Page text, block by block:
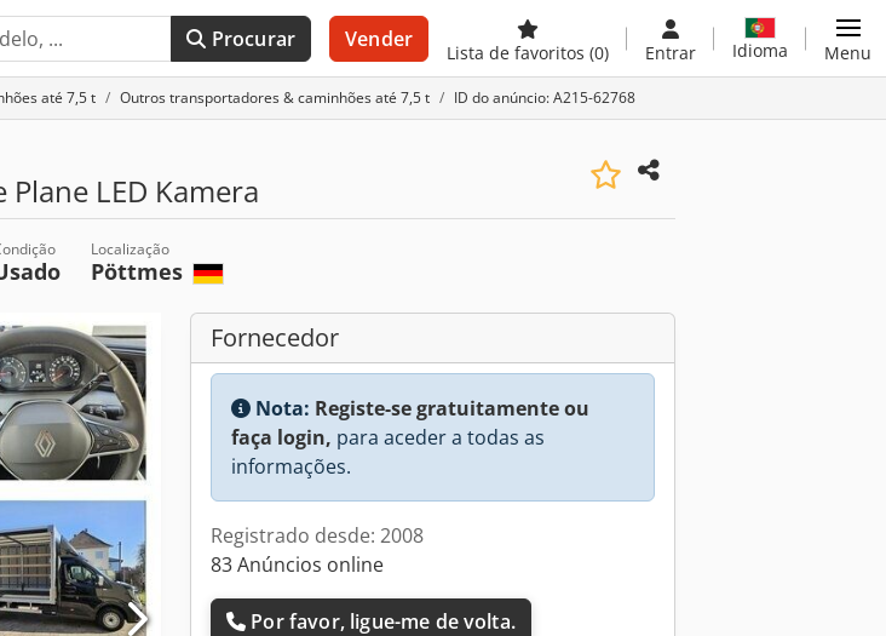
Procurar Vender
Lista de favoritos (0) Entrar Idioma Menu
até 7,5 t Outros transportadores & caminhões até 7,5 t ID do anúncio: A215-62768
LED Kamera
Localização
Pöttmes
Fornecedor
Nota: Registe-se gratuitamente ou
faça login, para aceder a todas as
informações.
Registrado desde: 2008
83 Anúncios online
Por favor, ligue-me de volta.